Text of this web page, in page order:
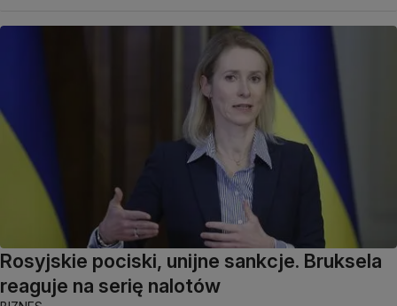
Rosyjskie pociski, unijne sankcje. Bruksela
reaguje na serię nalotów